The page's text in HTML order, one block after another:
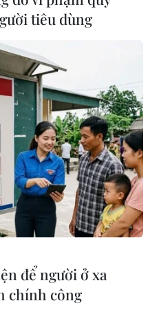
hiện
thể
dịch
tiêu dùng
để người ở xa
chính công